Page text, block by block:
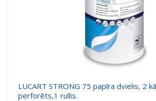
LUCART STRONG 75 papīra dvielis, 2
perforēts,1 rullis.